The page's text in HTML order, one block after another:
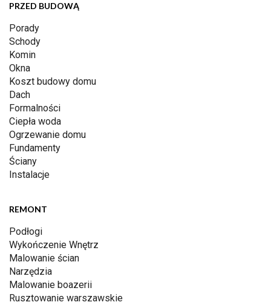
PRZED BUDOWĄ
Porady
Schody
Komin
Okna
Koszt budowy domu
Dach
Formalności
Ciepła woda
Ogrzewanie domu
Fundamenty
Ściany
Instalacje
REMONT
Podłogi
Wykończenie Wnętrz
Malowanie ścian
Narzędzia
Malowanie boazerii
Rusztowanie warszawskie